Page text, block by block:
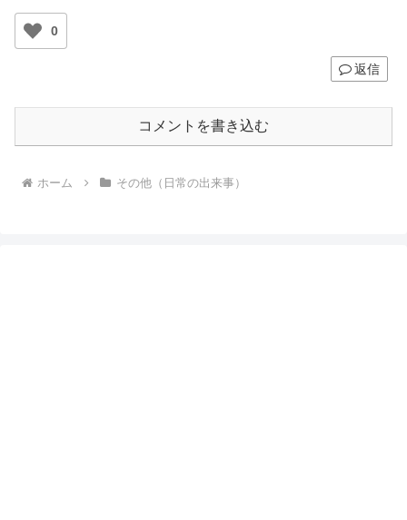
0
返信
コメントを書き込む
ホーム その他（日常の出来事）